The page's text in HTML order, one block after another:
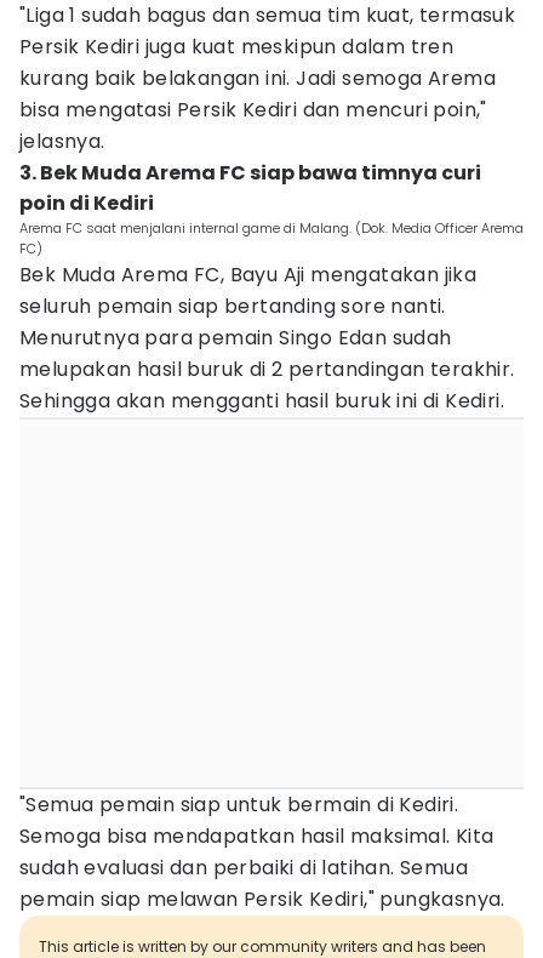
"Liga 1 sudah bagus dan semua tim kuat, termasuk
Persik Kediri juga kuat meskipun dalam tren
kurang baik belakangan ini. Jadi semoga Arema
bisa mengatasi Persik Kediri dan mencuri poin,"
jelasnya.
3. Bek Muda Arema FC siap bawa timnya curi
poin di Kediri
Arema FC saat menjalani internal game di Malang. (Dok. Media Officer Arema
FC)
Bek Muda Arema FC, Bayu Aji mengatakan jika
seluruh pemain siap bertanding sore nanti.
Menurutnya para pemain Singo Edan sudah
melupakan hasil buruk di 2 pertandingan terakhir.
Sehingga akan mengganti hasil buruk ini di Kediri.
"Semua pemain siap untuk bermain di Kediri.
Semoga bisa mendapatkan hasil maksimal. Kita
sudah evaluasi dan perbaiki di latihan. Semua
pemain siap melawan Persik Kediri," pungkasnya.
This article is written by our community writers and has been